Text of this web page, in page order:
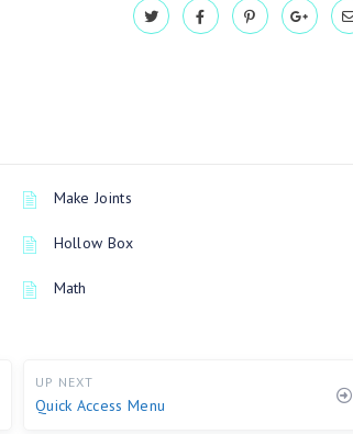
Make Joints
Hollow Box
Math
UP NEXT
Quick Access Menu